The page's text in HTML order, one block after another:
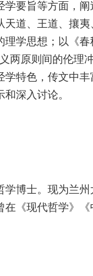
学要旨等方面，
天道、王道、攘
理学思想；以《
两原则间的伦理
学特色，传文中
深入讨论。
学博士。现为兰
《现代哲学》